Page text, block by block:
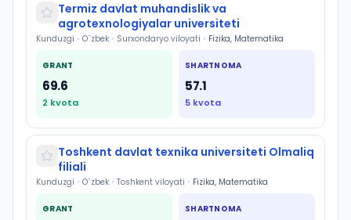
Termiz davlat muhandislik va
agrotexnologiyalar universiteti
Kunduzgi • O`zbek • Surxondaryo viloyati • Fizika, Matematika
GRANT
69.6
2 kvota
SHARTNOMA
57.1
5 kvota
Toshkent davlat texnika universiteti Olmaliq
filiali
Kunduzgi • O`zbek • Toshkent viloyati • Fizika, Matematika
GRANT SHARTNOMA